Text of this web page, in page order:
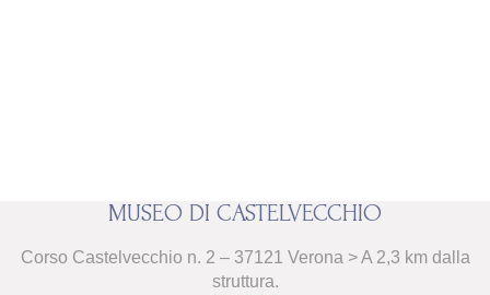
MUSEO DI CASTELVECCHIO
Corso Castelvecchio n. 2 – 37121 Verona > A 2,3 km dalla
struttura.